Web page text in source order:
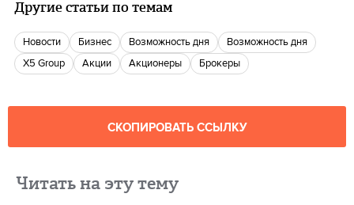
Другие статьи по темам
новости бизнес Возможность дня
Возможность дня
X5 Group
акции акционеры брокеры
СКОПИРОВАТЬ ССЫЛКУ
Читать на эту тему